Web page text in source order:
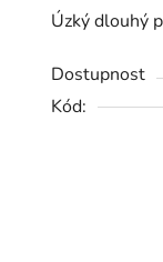
produktu
0,0
z
Úzký dlouhý
Dostupnost
Kód: